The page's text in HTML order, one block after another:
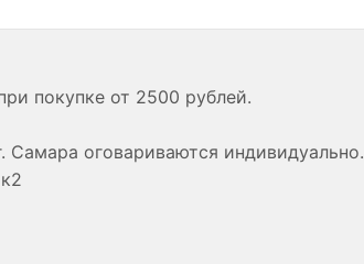
покупке от 2500 рублей.
оговариваются индивидуально.